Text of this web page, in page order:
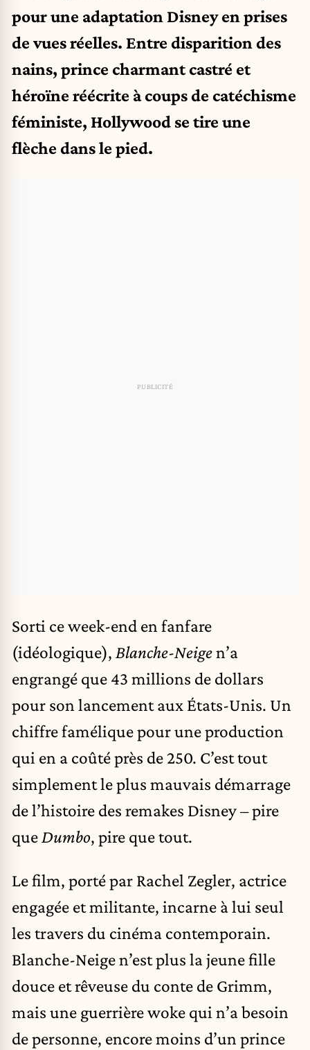
pour une adaptation Disney en prises
de vues réelles. Entre disparition des
nains, prince charmant castré et
héroïne réécrite à coups de catéchisme
féministe, Hollywood se tire une
flèche dans le pied.
Sorti ce week-end en fanfare
(idéologique), Blanche-Neigen’a
engrangé que 43 millions de dollars
pour son lancement aux États-Unis. Un
chiffre famélique pour une production
qui en a coûté près de 250. C’est tout
simplement le plus mauvais démarrage
de l’histoire des remakes Disney – pire
que Dumbo, pire que tout.
Le film, porté par Rachel Zegler, actrice
engagée et militante, incarne à lui seul
les travers du cinéma contemporain.
Blanche-Neige n’est plus la jeune fille
douce et rêveuse du conte de Grimm,
mais une guerrière woke qui n’a besoin
de personne, encore moins d’un prince